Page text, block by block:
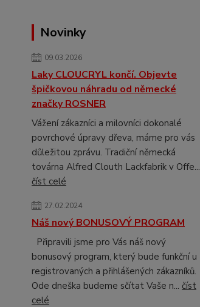
Novinky
09.03.2026
Laky CLOUCRYL končí. Objevte
špičkovou náhradu od německé
značky ROSNER
Vážení zákazníci a milovníci dokonalé
povrchové úpravy dřeva, máme pro vás
důležitou zprávu. Tradiční německá
továrna Alfred Clouth Lackfabrik v Offe...
číst celé
27.02.2024
Náš nový BONUSOVÝ PROGRAM
Připravili jsme pro Vás náš nový
bonusový program, který bude funkční u
registrovaných a přihlášených zákazníků.
Ode dneška budeme sčítat Vaše n... číst
celé